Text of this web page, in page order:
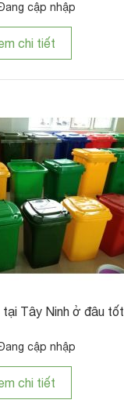
cập nhập
chi tiết
tại Tây Ninh ở đâu tốt
cập nhập
chi tiết